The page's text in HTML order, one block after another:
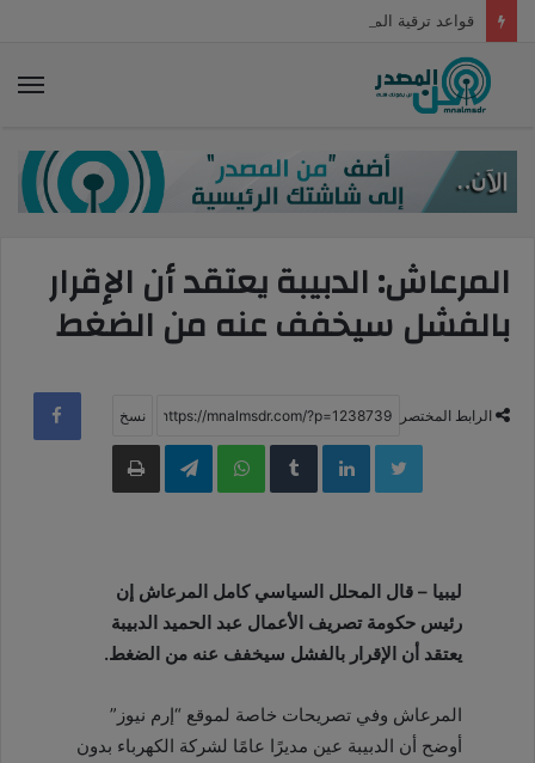
قواعد ترقية الموظفين بداية من يوليو 2022
المرعاش: الدبيبة يعتقد أن الإقرار
بالفشل سيخفف عنه من الضغط
الرابط المختصر
LinkedIn
WhatsApp
Telegramطباعة
ليبيا – قال المحلل السياسي كامل المرعاش إن
رئيس حكومة تصريف الأعمال عبد الحميد الدبيبة
يعتقد أن الإقرار بالفشل سيخفف عنه من الضغط.
المرعاش وفي تصريحات خاصة لموقع “إرم نيوز”
أوضح أن الدبيبة عين مديرًا عامًا لشركة الكهرباء بدون